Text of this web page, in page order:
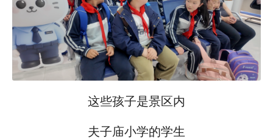
这些孩子是景区内
夫子庙小学的学生